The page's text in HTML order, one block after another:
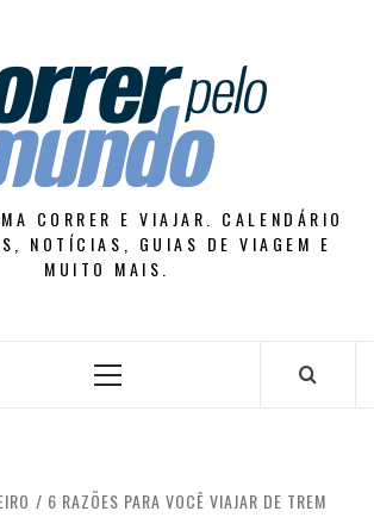
CORRER E VIAJAR. CALENDÁRIO
NOTÍCIAS, GUIAS DE VIAGEM E
MUITO MAIS.
Primary
6 RAZÕES PARA VOCÊ VIAJAR DE TREM